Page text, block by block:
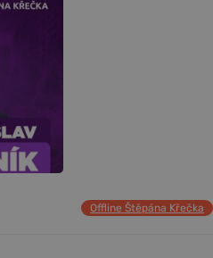
Offline Štěpána Křečka